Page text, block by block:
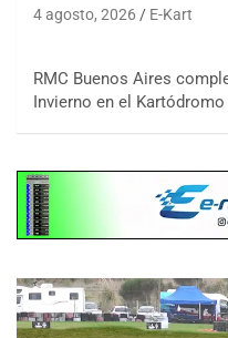
4 agosto, 2026 E-Kart
RMC Buenos Aires
Invierno en el